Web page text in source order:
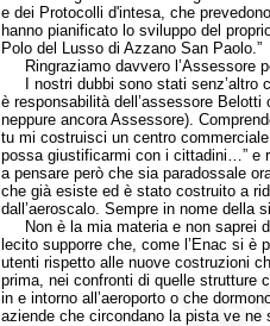
e dei Protocolli d'intesa, che
hanno pianificato lo sviluppo del
Polo del Lusso di Azzano San Paolo.”
Ringraziamo davvero l’Assessore
I nostri dubbi sono stati senz’altro
è responsabilità dell’assessore
neppure ancora Assessore).
tu mi costruisci un centro
possa giustificarmi con i cittadini…” e
a pensare però che sia paradossale
che già esiste ed è stato costruito a
dall’aeroscalo. Sempre in nome della
Non è la mia materia e non saprei
lecito supporre che, come l’Enac si è
utenti rispetto alle nuove costruzioni
prima, nei confronti di quelle strutture
in e intorno all’aeroporto o che
aziende che circondano la pista ve ne